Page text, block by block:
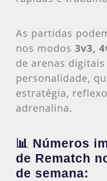
As partidas
nos modos 3v3,
de arenas
personalidade,
estratégia,
adrenalina.
📊 Números
de Rematch
de semana: